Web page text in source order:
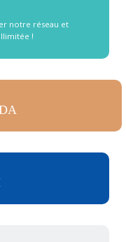
notre réseau et
!